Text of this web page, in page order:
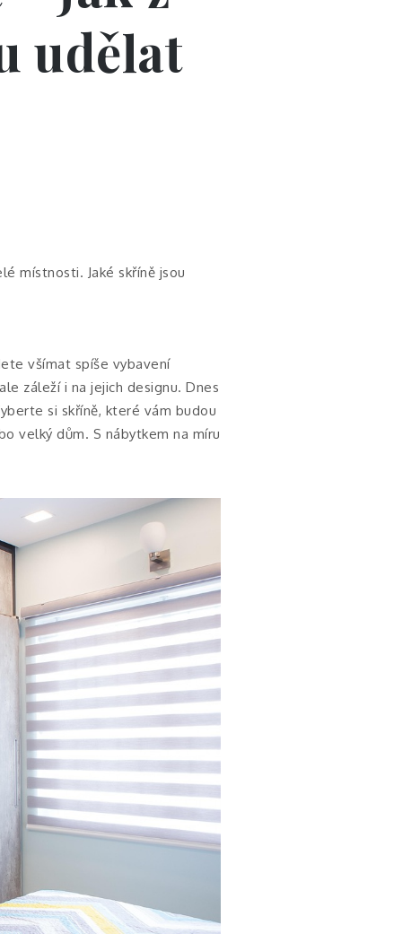
udělat
místnosti. Jaké skříně jsou
všímat spíše vybavení
záleží i na jejich designu. Dnes
si skříně, které vám budou
velký dům. S nábytkem na míru